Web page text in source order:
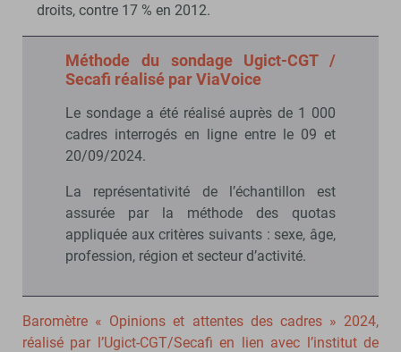
droits, contre 17 % en 2012.
Méthode du sondage Ugict-CGT /
Secafi réalisé par ViaVoice
Le sondage a été réalisé auprès de 1 000
cadres interrogés en ligne entre le 09 et
20/09/2024.
La représentativité de l’échantillon est
assurée par la méthode des quotas
appliquée aux critères suivants : sexe, âge,
profession, région et secteur d’activité.
Baromètre « Opinions et attentes des cadres » 2024,
réalisé par l’Ugict-CGT/Secafi en lien avec l’institut de